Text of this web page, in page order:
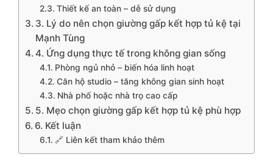
Thiết kế an toàn – dễ sử dụng
3. Lý do nên chọn giường gấp kết hợp tủ kệ tại
Mạnh Tùng
4. Ứng dụng thực tế trong không gian sống
Phòng ngủ nhỏ – biến hóa linh hoạt
Căn hộ studio – tăng không gian sinh hoạt
Nhà phố hoặc nhà trọ cao cấp
5. Mẹo chọn giường gấp kết hợp tủ kệ phù hợp
6. Kết luận
🔗 Liên kết tham khảo thêm